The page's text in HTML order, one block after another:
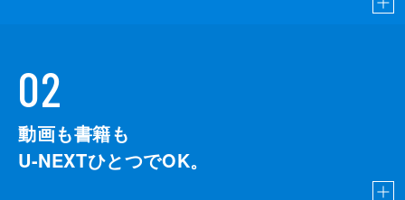
02
動画も書籍も
U-NEXTひとつでOK。